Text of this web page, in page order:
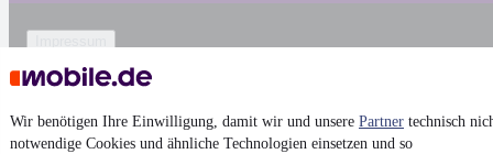
Wir benötigen Ihre Einwilligung, damit wir und unsere Partner technisch
notwendige Cookies und ähnliche Technologien einsetzen und so
AGB
Datenschutz